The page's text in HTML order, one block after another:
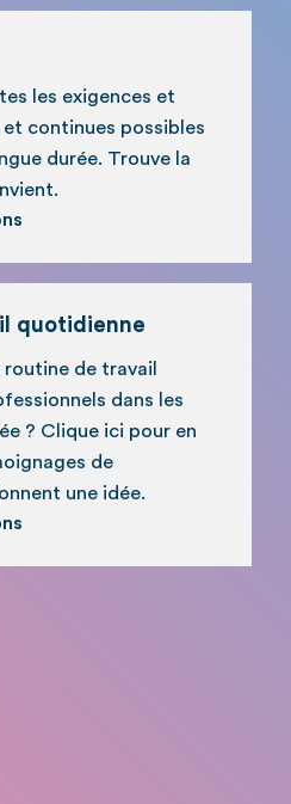
les exigences et
continues possibles
durée. Trouve la
quotidienne
de travail
dans les
? Clique ici pour en
de
une idée.